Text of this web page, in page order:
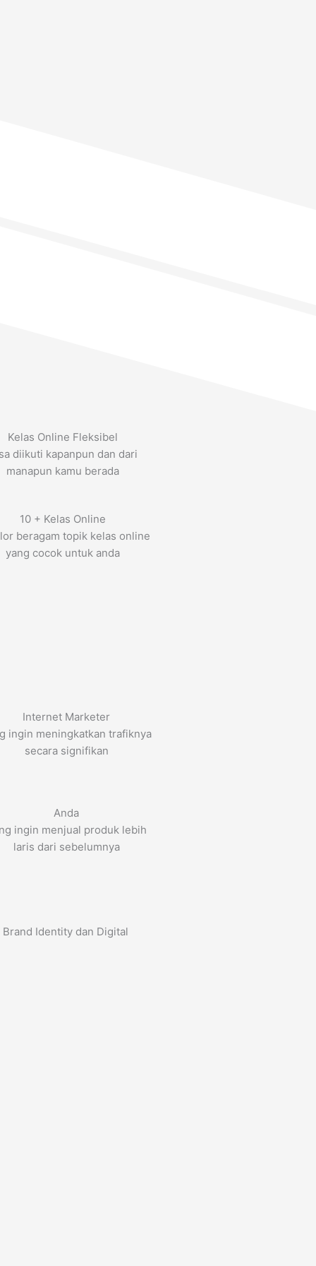
Kelas Online Fleksibel
diikuti kapanpun dan dari
manapun kamu berada
10 + Kelas Online
beragam topik kelas online
yang cocok untuk anda
Internet Marketer
ingin meningkatkan trafiknya
secara signifikan
Anda
ingin menjual produk lebih
laris dari sebelumnya
Identity dan Digital